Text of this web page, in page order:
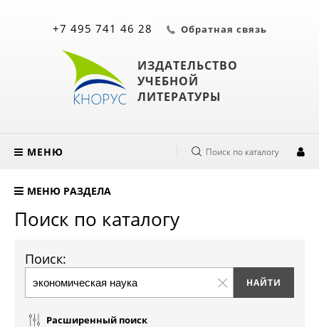
ИЗДАТЕЛЬСТВО
УЧЕБНОЙ
ЛИТЕРАТУРЫ
+7 495 741 46 28 Обратная связь
МЕНЮ Поиск по каталогу
МЕНЮ РАЗДЕЛА
Поиск по каталогу
Поиск:
Расширенный поиск